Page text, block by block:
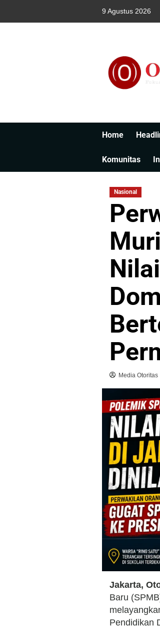
9 Agustus 2026
Home
Komunitas
Nasional
Media Otoritas
Jakarta,
Baru
Pendidikan